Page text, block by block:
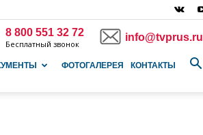
8 800 551 32 72
Бесплатный звонок
info@tvprus.ru
ФОТОГАЛЕРЕЯ КОНТАКТЫ